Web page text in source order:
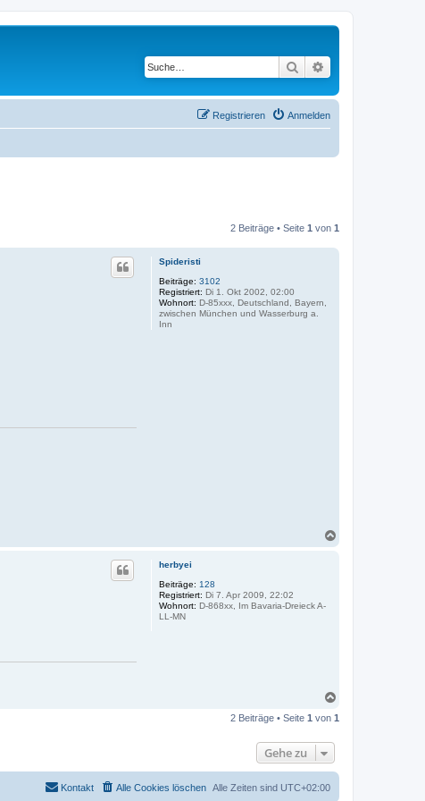
Suche
Anmelden
Registrieren
2 Beiträge • Seite 1 von 1
Spideristi
Beiträge: 3102
Registriert: Di 1. Okt 2002, 02:00
Wohnort: D-85xxx, Deutschland, Bayern,
zwischen München und Wasserburg a.
Inn
herbyei
Beiträge: 128
Registriert: Di 7. Apr 2009, 22:02
Wohnort: D-868xx, Im Bavaria-Dreieck A-
LL-MN
c
2 Beiträge • Seite 1 von 1
Gehe zu
Alle Zeiten sind UTC+02:00
Alle Cookies löschen
Kontakt